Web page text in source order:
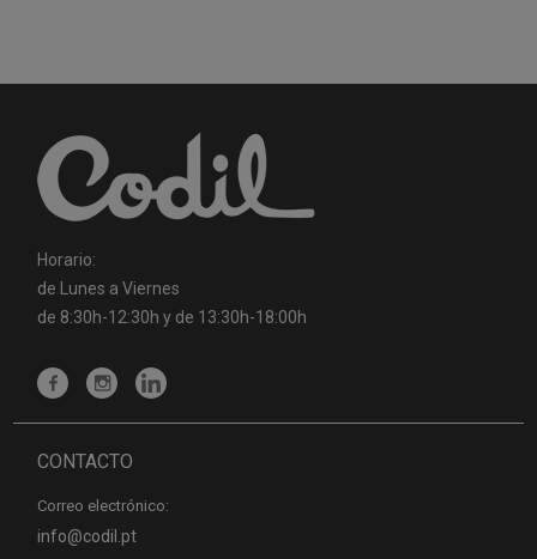
Horario:
de Lunes a Viernes
de 8:30h-12:30h y de 13:30h-18:00h
CONTACTO
Correo electrónico:
info@codil.pt